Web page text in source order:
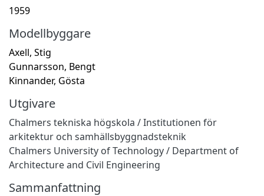
1959
Modellbyggare
Axell, Stig
Gunnarsson, Bengt
Kinnander, Gösta
Utgivare
Chalmers tekniska högskola / Institutionen för
arkitektur och samhällsbyggnadsteknik
Chalmers University of Technology / Department of
Architecture and Civil Engineering
Sammanfattning